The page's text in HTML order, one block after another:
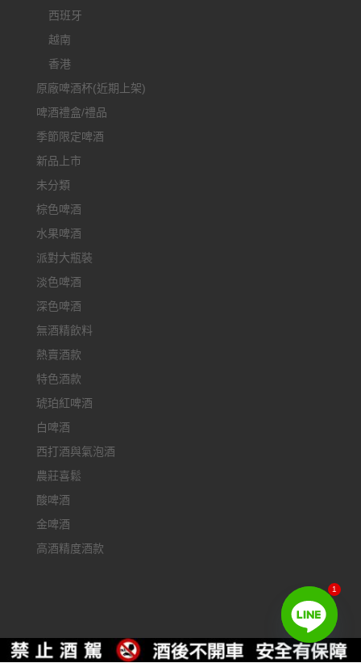
西班牙
越南
香港
原廠啤酒杯(近期上架)
啤酒禮盒/禮品
季節限定啤酒
新品上市
未分類
棕色啤酒
水果啤酒
派對大瓶裝
淡色啤酒
深色啤酒
無酒精飲料
熱賣酒款
特色酒款
琥珀紅啤酒
白啤酒
西打酒與氣泡酒
農莊喜鬆
酸啤酒
金啤酒
高酒精度酒款
1